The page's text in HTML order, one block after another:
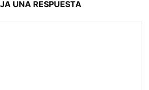
UNA RESPUESTA